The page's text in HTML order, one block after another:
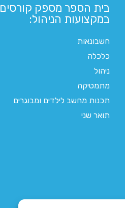
בית הספר מספק קורסים
במקצועות הניהול:
חשבונאות
כלכלה
ניהול
מתמטיקה
תכנות מחשב לילדים ומבוגרים
תואר שני